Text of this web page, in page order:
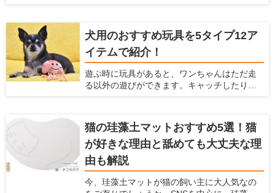
全かどうか」で選びたいですよね。 今回は
「ペットがいるご家庭でも安心して使える消
臭剤」を5つご紹介します。
犬用のおすすめ玩具を5タイプ12ア
イテムで紹介！
遊ぶ時に玩具があると、ワンちゃんはただ走
る以外の遊びができます。キャッチしたり、
も、玩具は愛犬、飼い主のどちらにとっても
様々なメリットがあります。 ここでは、犬と
の生活の情報を紹介している「愛犬家住宅」
が、犬と楽しむための玩具の種類やメリッ
ト、おすすめ商品を紹介しようと思います。
犬用の玩具にどんなものがあるか知りたい方
や、愛犬にどんな玩具を買ってあげるか迷っ
猫の珪藻土マットおすすめ5選！猫
が好きな理由と舐めても大丈夫な理
由も解説
今、珪藻土マットが猫の飼い主に大人気なの